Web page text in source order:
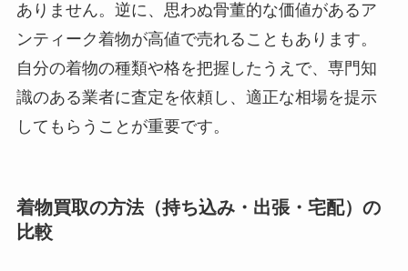
ありません。逆に、思わぬ骨董的な価値があるア
ンティーク着物が高値で売れることもあります。
自分の着物の種類や格を把握したうえで、専門知
識のある業者に査定を依頼し、適正な相場を提示
してもらうことが重要です。
着物買取の方法（持ち込み・出張・宅配）の
比較